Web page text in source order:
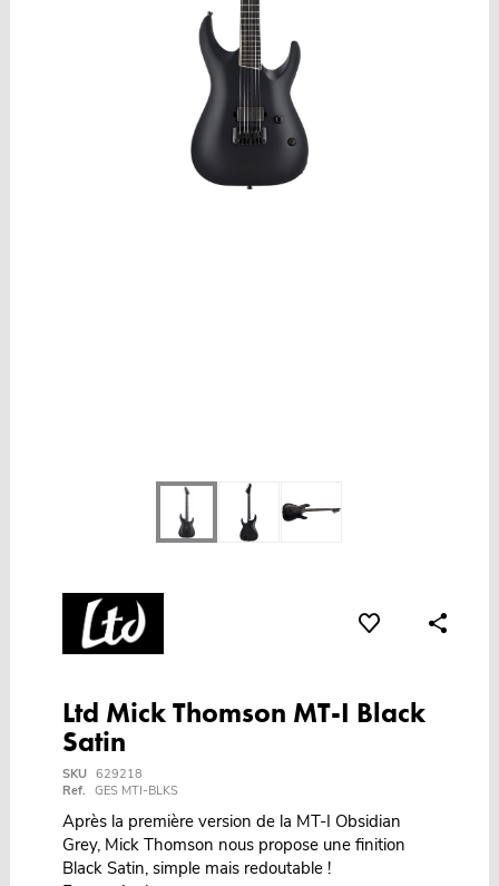
Ltd Mick Thomson MT-I Black
Satin
SKU 629218
Ref. GES MTI-BLKS
Après la première version de la MT-I Obsidian
Grey, Mick Thomson nous propose une finition
Black Satin, simple mais redoutable !